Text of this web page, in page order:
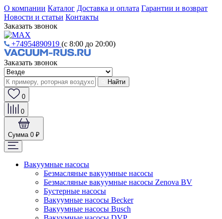
О компании Каталог Доставка и оплата Гарантии и возврат
Новости и статьи Контакты
Заказать звонок
+74954890919 (с 8:00 до 20:00)
Заказать звонок
Найти
0
0
Сумма 0 ₽
Вакуумные насосы
Безмасляные вакуумные насосы
Безмасляные вакуумные насосы Zenova BV
Бустерные насосы
Вакуумные насосы Becker
Вакуумные насосы Busch